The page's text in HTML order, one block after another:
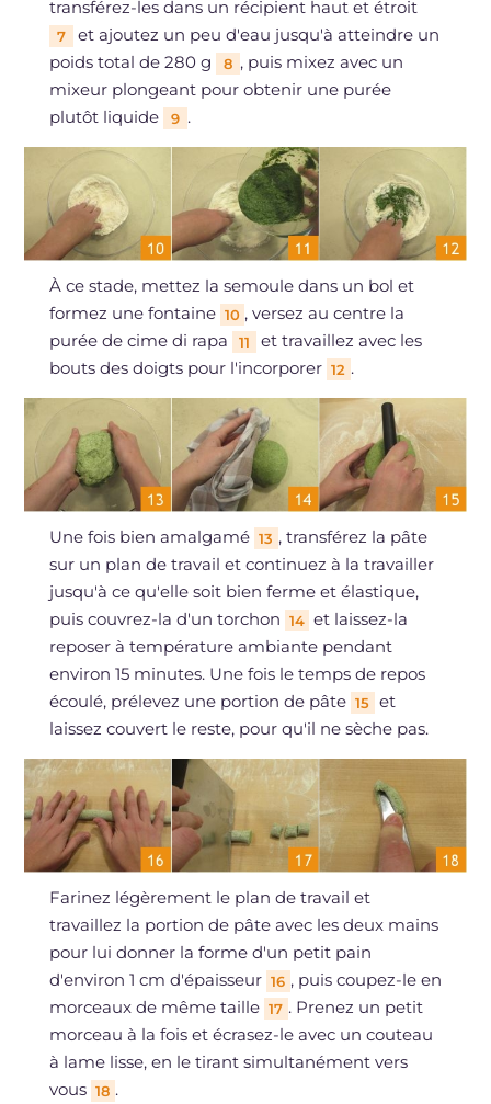
transférez-les dans un récipient haut et étroit
7
et ajoutez un peu d'eau jusqu'à atteindre un
poids total de 280 g
8 , puis mixez avec un
mixeur plongeant pour obtenir une purée
plutôt liquide
9 .
À ce stade, mettez la semoule dans un bol et
formez une fontaine 10 , versez au centre la
purée de cime di rapa
11
et travaillez avec les
bouts des doigts pour l'incorporer 12 .
Une fois bien amalgamé 13 , transférez la pâte
sur un plan de travail et continuez à la travailler
jusqu'à ce qu'elle soit bien ferme et élastique,
puis couvrez-la d'un torchon 14 et laissez-la
reposer à température ambiante pendant
environ 15 minutes. Une fois le temps de repos
écoulé, prélevez une portion de pâte 15 et
laissez couvert le reste, pour qu'il ne sèche pas.
Farinez légèrement le plan de travail et
travaillez la portion de pâte avec les deux mains
pour lui donner la forme d'un petit pain
d'environ 1 cm d'épaisseur 16 , puis coupez-le en
morceaux de même taille 17 . Prenez un petit
morceau à la fois et écrasez-le avec un couteau
à lame lisse, en le tirant simultanément vers
vous 18 .